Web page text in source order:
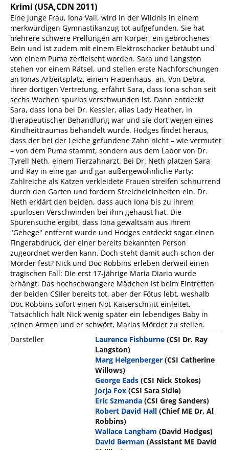
Krimi (USA,CDN 2011)
Eine junge Frau, Iona Vail, wird in der Wildnis in einem
merkwürdigen Gymnastikanzug tot aufgefunden. Sie hat
mehrere schwere Prellungen am Körper, ein gebrochenes
Bein und ist zudem mit einem Elektroschocker betäubt und
von einem Puma zerfleischt worden. Sara und Langston
stehen vor einem Rätsel, und stellen erste Nachforschungen
an Ionas Arbeitsplatz, einem Frauenhaus, an. Von Debra,
ihrer dortigen Vertretung, erfährt Sara, dass Iona schon seit
sechs Wochen spurlos verschwunden ist. Dann entdeckt
Sara, dass Iona bei Dr. Kessler, alias Lady Heather, in
therapeutischer Behandlung war und sie dort wegen eines
Kindheittraumas behandelt wurde. Hodges findet heraus,
dass der bei der Leiche gefundene Zahn nicht – wie vermutet
– von dem Puma stammt, sondern aus dem Labor von Dr.
Tyrell Neth, einem Tierzahnarzt. Bei Dr. Neth platzen Sara
und Ray in eine gar und gar außergewöhnliche Party:
Zahlreiche als Katzen verkleidete Frauen streifen schnurrend
durch den Garten und fordern Streicheleinheiten ein. Dr.
Neth erklärt den beiden, dass auch Iona bis zu ihrem
spurlosen Verschwinden bei ihm gehaust hat. Die
Spurensuche ergibt, dass Iona gewaltsam aus ihrem
"Gehege" entfernt wurde und Hodges entdeckt sogar einen
Fingerabdruck, der einer bereits bekannten Person
zugeordnet werden kann. Doch steht damit auch schon der
Mörder fest? Nick und Doc Robbins erleben derweil einen
tragischen Fall: Die erst 17-jährige Maria Diario wurde
erhängt. Das hochschwangere Mädchen ist beim Eintreffen
der beiden CSIler bereits tot, aber der Fötus lebt, weshalb
Doc Robbins sofort einen Not-Kaiserschnitt einleitet.
Tatsächlich hält Nick wenig später ein lebendiges Baby in
seinen Armen und er schwört, Marias Mörder zu stellen.
Darsteller
Laurence Fishburne (CSI Dr. Ray
Langston)
Marg Helgenberger (CSI Catherine
Willows)
George Eads (CSI Nick Stokes)
Jorja Fox (CSI Sara Sidle)
Eric Szmanda (CSI Greg Sanders)
Robert David Hall (Chief ME Dr. Al
Robbins)
Wallace Langham (David Hodges)
David Berman (Assistant ME David